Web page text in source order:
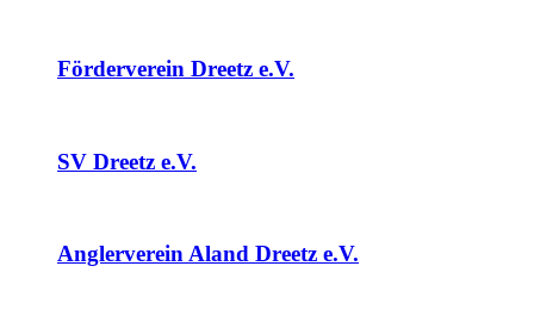
Förderverein Dreetz e.V.
SV Dreetz e.V.
Anglerverein Aland Dreetz e.V.